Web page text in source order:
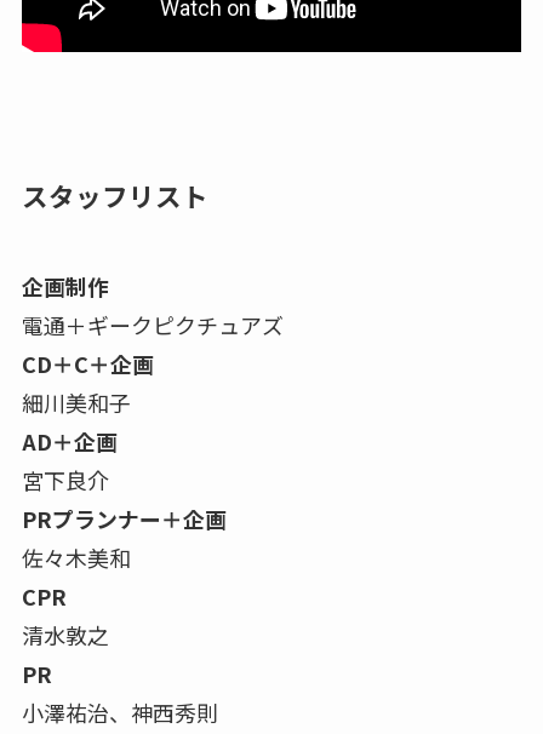
スタッフリスト
企画制作
電通＋ギークピクチュアズ
CD＋C＋企画
細川美和子
AD＋企画
宮下良介
PRプランナー＋企画
佐々木美和
CPR
清水敦之
PR
小澤祐治、神西秀則